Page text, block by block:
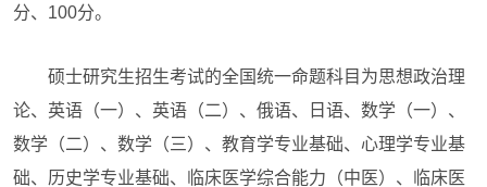
分、100分。
硕士研究生招生考试的全国统一命题科目为思想政治理
论、英语（一）、英语（二）、俄语、日语、数学（一）、
数学（二）、数学（三）、教育学专业基础、心理学专业基
础、历史学专业基础、临床医学综合能力（中医）、临床医